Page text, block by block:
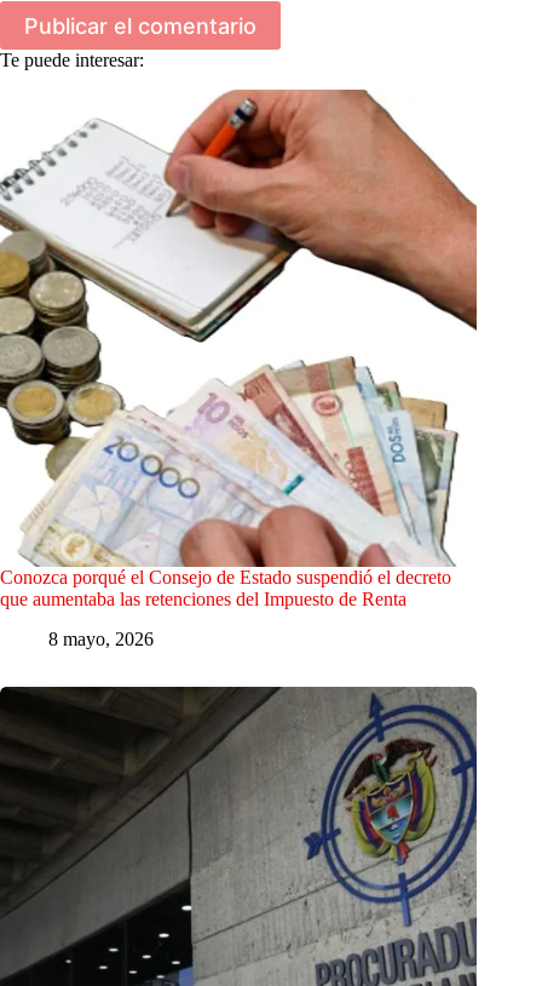
Publicar el comentario
Te puede interesar:
Conozca porqué el Consejo de Estado suspendió el decreto
que aumentaba las retenciones del Impuesto de Renta
8 mayo, 2026